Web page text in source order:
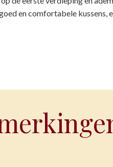
en comfortabele kussens,